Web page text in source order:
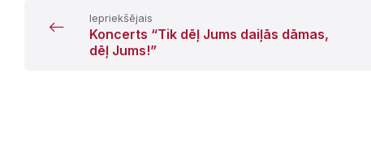
Iepriekšējais
Koncerts “Tik dēļ Jums daiļās dāmas,
dēļ Jums!”